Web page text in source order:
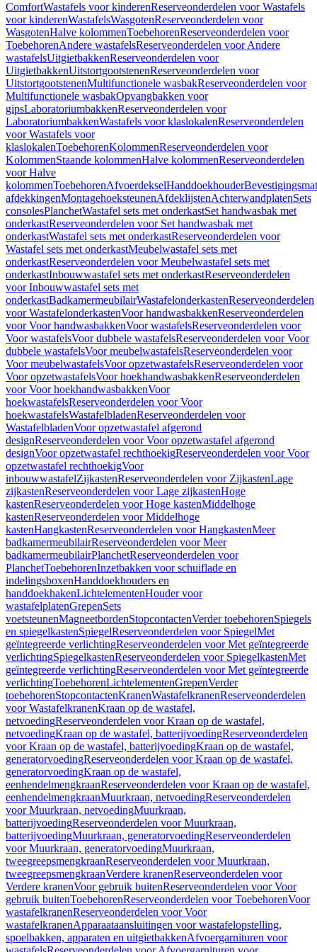
ComfortWastafels voor kinderenReserveonderdelen voor Wastafels
voor kinderenWastafelsWasgotenReserveonderdelen voor
WasgotenHalve kolommenToebehorenReserveonderdelen voor
ToebehorenAndere wastafelsReserveonderdelen voor Andere
wastafelsUitgietbakkenReserveonderdelen voor
UitgietbakkenUitstortgootstenenReserveonderdelen voor
UitstortgootstenenMultifunctionele wasbakReserveonderdelen voor
Multifunctionele wasbakOpvangbakken voor
gipsLaboratoriumbakkenReserveonderdelen voor
LaboratoriumbakkenWastafels voor klaslokalenReserveonderdelen
voor Wastafels voor
klaslokalenToebehorenKolommenReserveonderdelen voor
KolommenStaande kolommenHalve kolommenReserveonderdelen
voor Halve
kolommenToebehorenAfvoerdekselHanddoekhouder
afdekkingenMontagehoeksteunenAfdeklijstenAchterwandplatenSets
consolesPlanchetWastafel sets met onderkastSet handwasbak met
onderkastReserveonderdelen voor Set handwasbak met
onderkastWastafel sets met onderkastReserveonderdelen voor
Wastafel sets met onderkastMeubelwastafel sets met
onderkastReserveonderdelen voor Meubelwastafel sets met
onderkastInbouwwastafel sets met onderkastReserveonderdelen
voor Inbouwwastafel sets met
onderkastBadkamermeubilairWastafelonderkastenReserveonderdelen
voor WastafelonderkastenVoor handwasbakkenReserveonderdelen
voor Voor handwasbakkenVoor wastafelsReserveonderdelen voor
Voor wastafelsVoor dubbele wastafelsReserveonderdelen voor Voor
dubbele wastafelsVoor meubelwastafelsReserveonderdelen voor
Voor meubelwastafelsVoor opzetwastafelsReserveonderdelen voor
Voor opzetwastafelsVoor hoekhandwasbakkenReserveonderdelen
voor Voor hoekhandwasbakkenVoor
hoekwastafelsReserveonderdelen voor Voor
hoekwastafelsWastafelbladenReserveonderdelen voor
WastafelbladenVoor opzetwastafel afgerond
designReserveonderdelen voor Voor opzetwastafel afgerond
designVoor opzetwastafel rechthoekigReserveonderdelen voor Voor
opzetwastafel rechthoekigVoor
inbouwwastafelZijkastenReserveonderdelen voor ZijkastenLage
zijkastenReserveonderdelen voor Lage zijkastenHoge
kastenReserveonderdelen voor Hoge kastenMiddelhoge
kastenReserveonderdelen voor Middelhoge
kastenHangkastenReserveonderdelen voor HangkastenMeer
badkamermeubilairReserveonderdelen voor Meer
badkamermeubilairPlanchetReserveonderdelen voor
PlanchetToebehorenInzetbakken voor schuiflade en
indelingsboxenHanddoekhouders en
handdoekhakenLichtelementenHouder voor
wastafelplatenGrepenSets
voetsteunenMagneetbordenStopcontactenVerder toebehorenSpiegels
en spiegelkastenSpiegelReserveonderdelen voor SpiegelMet
geïntegreerde verlichtingReserveonderdelen voor Met geïntegreerde
verlichtingSpiegelkastenReserveonderdelen voor SpiegelkastenMet
geïntegreerde verlichtingReserveonderdelen voor Met geïntegreerde
verlichtingToebehorenLichtelementenGrepenVerder
toebehorenStopcontactenKranenWastafelkranenReserveonderdelen
voor WastafelkranenKraan op de wastafel,
netvoedingReserveonderdelen voor Kraan op de wastafel,
netvoedingKraan op de wastafel, batterijvoedingReserveonderdelen
voor Kraan op de wastafel, batterijvoedingKraan op de wastafel,
generatorvoedingReserveonderdelen voor Kraan op de wastafel,
generatorvoedingKraan op de wastafel,
eenhendelmengkraanReserveonderdelen voor Kraan op de wastafel,
eenhendelmengkraanMuurkraan, netvoedingReserveonderdelen
voor Muurkraan, netvoedingMuurkraan,
batterijvoedingReserveonderdelen voor Muurkraan,
batterijvoedingMuurkraan, generatorvoedingReserveonderdelen
voor Muurkraan, generatorvoedingMuurkraan,
tweegreepsmengkraanReserveonderdelen voor Muurkraan,
tweegreepsmengkraanVerdere kranenReserveonderdelen voor
Verdere kranenVoor gebruik buitenReserveonderdelen voor Voor
gebruik buitenToebehorenReserveonderdelen voor ToebehorenVoor
wastafelkranenReserveonderdelen voor Voor
wastafelkranenApparaataansluitingen voor wastafelopstelling,
spoelbakken, apparaten en uitgietbakkenAfvoergarnituren voor